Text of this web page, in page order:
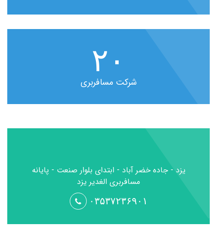
۲۰
شرکت مسافربری
یزد - جاده خضر آباد - ابتدای بلوار صنعت - پایانه
مسافربری الغدیر یزد
۰۳۵۳۷۲۳۶۹۰۱